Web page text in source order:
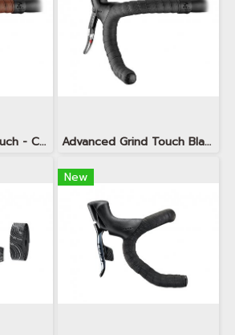
Advanced Grind Touch - Chocolate Brown Advanced Grind Touch Black
New